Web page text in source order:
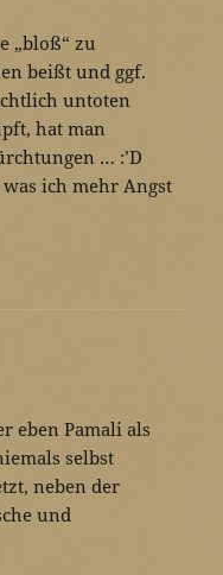
„bloß“ zu
beißt und ggf.
untoten
hat man
… :’D
ich mehr Angst
eben Pamali als
selbst
neben der
und